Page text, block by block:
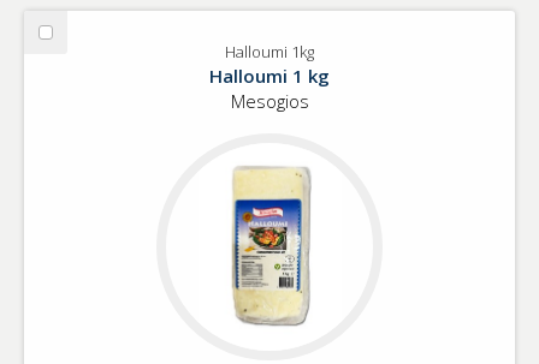
Välj
Halloumi 1kg
Halloumi 1 kg
Mesogios